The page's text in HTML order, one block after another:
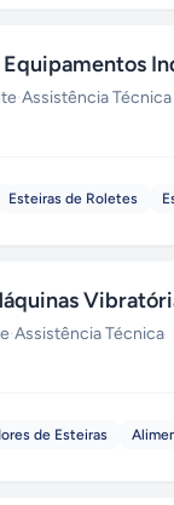
·Assistência Técnica
Esteiras de Roletes
·Assistência Técnica
de Esteiras